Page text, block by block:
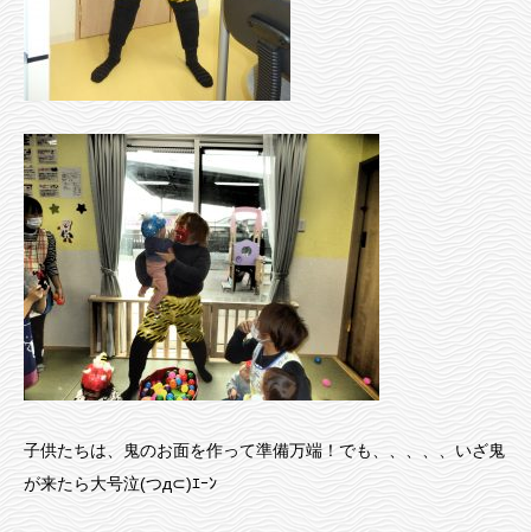
子供たちは、鬼のお面を作って準備万端！でも、、、、、いざ鬼
が来たら大号泣(つд⊂)ｴｰﾝ